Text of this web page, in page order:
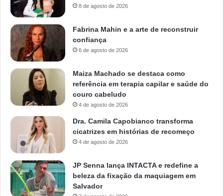
8 de agosto de 2026
Fabrina Mahin e a arte de reconstruir
confiança
6 de agosto de 2026
Maiza Machado se destaca como
referência em terapia capilar e saúde do
couro cabeludo
4 de agosto de 2026
Dra. Camila Capobianco transforma
cicatrizes em histórias de recomeço
4 de agosto de 2026
JP Senna lança INTACTA e redefine a
beleza da fixação da maquiagem em
Salvador